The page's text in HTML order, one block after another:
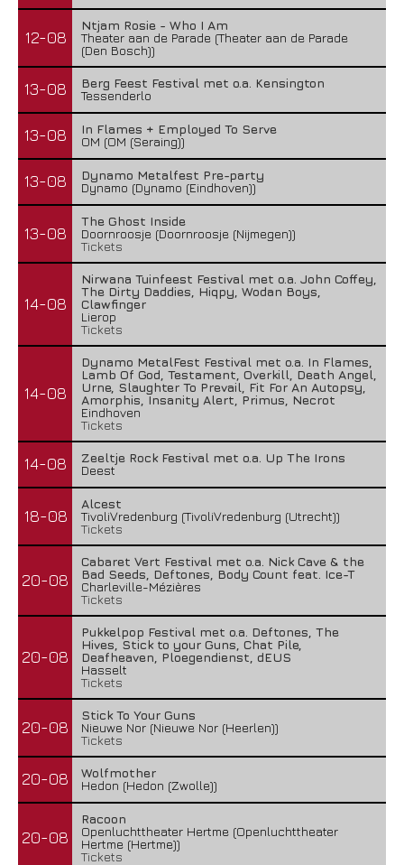
12-08
Ntjam Rosie - Who I Am
Theater aan de Parade (Theater aan de Parade
(Den Bosch))
13-08
Berg Feest Festival met o.a. Kensington
Tessenderlo
13-08
In Flames + Employed To Serve
OM (OM (Seraing))
13-08
Dynamo Metalfest Pre-party
Dynamo (Dynamo (Eindhoven))
13-08
The Ghost Inside
Doornroosje (Doornroosje (Nijmegen))
Tickets
14-08
Nirwana Tuinfeest Festival met o.a. John Coffey,
The Dirty Daddies, Hiqpy, Wodan Boys,
Clawfinger
Lierop
Tickets
14-08
Dynamo MetalFest Festival met o.a. In Flames,
Lamb Of God, Testament, Overkill, Death Angel,
Urne, Slaughter To Prevail, Fit For An Autopsy,
Amorphis, Insanity Alert, Primus, Necrot
Eindhoven
Tickets
14-08
Zeeltje Rock Festival met o.a. Up The Irons
Deest
18-08
Alcest
TivoliVredenburg (TivoliVredenburg (Utrecht))
Tickets
20-08
Cabaret Vert Festival met o.a. Nick Cave & the
Bad Seeds, Deftones, Body Count feat. Ice-T
Charleville-Mézières
Tickets
20-08
Pukkelpop Festival met o.a. Deftones, The
Hives, Stick to your Guns, Chat Pile,
Deafheaven, Ploegendienst, dEUS
Hasselt
Tickets
20-08
Stick To Your Guns
Nieuwe Nor (Nieuwe Nor (Heerlen))
Tickets
20-08
Wolfmother
Hedon (Hedon (Zwolle))
20-08
Racoon
Openluchttheater Hertme (Openluchttheater
Hertme (Hertme))
Tickets